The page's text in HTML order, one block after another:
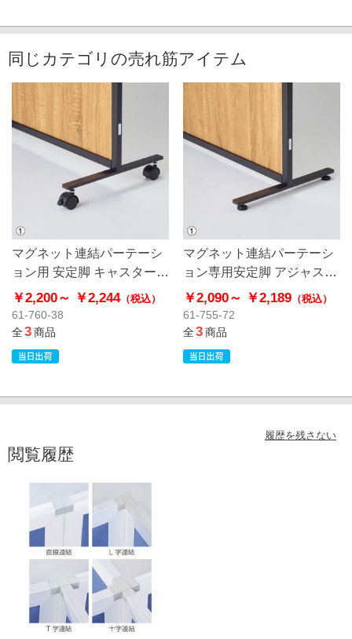
同じカテゴリの売れ筋アイテム
マグネット連結パーテーシ
ョン用 安定脚 キャスター付
き
￥2,200～ ￥2,244（税込）
61-760-38
全3商品
マグネット連結パーテーシ
ョン専用安定脚 アジャスタ
ー付き
￥2,090～ ￥2,189（税込）
61-755-72
全3商品
履歴を残さない
閲覧履歴